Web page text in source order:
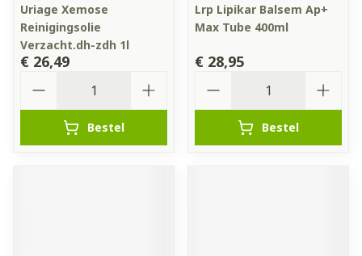
Uriage Xemose
Reinigingsolie
Verzacht.dh-zdh 1l
€ 26,49
Bestel
Lrp Lipikar Balsem Ap+
Max Tube 400ml
€ 28,95
Bestel